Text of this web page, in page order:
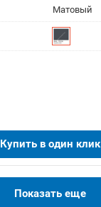
Матовый
Купить в один клик
Показать еще